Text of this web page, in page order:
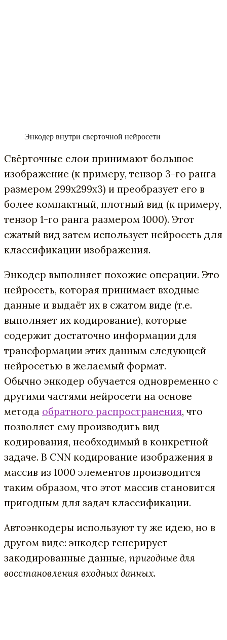
Энкодер внутри сверточной нейросети
Свёрточные слои принимают большое
изображение (к примеру, тензор 3-го ранга
размером 299х299х3) и преобразует его в
более компактный, плотный вид (к примеру,
тензор 1-го ранга размером 1000). Этот
сжатый вид затем использует нейросеть для
классификации изображения.
Энкодер выполняет похожие операции. Это
нейросеть, которая принимает входные
данные и выдаёт их в сжатом виде (т.е.
выполняет их кодирование), которые
содержит достаточно информации для
трансформации этих данным следующей
нейросетью в желаемый формат.
Обычно энкодер обучается одновременно с
другими частями нейросети на основе
метода обратного распространения, что
позволяет ему производить вид
кодирования, необходимый в конкретной
задаче. В CNN кодирование изображения в
массив из 1000 элементов производится
таким образом, что этот массив становится
пригодным для задач классификации.
Автоэнкодеры используют ту же идею, но в
другом виде: энкодер генерирует
закодированные данные, пригодные для
восстановления входных данных.